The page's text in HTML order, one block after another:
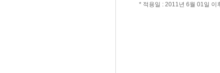
* 적용일 : 2011년 6월 01일 이